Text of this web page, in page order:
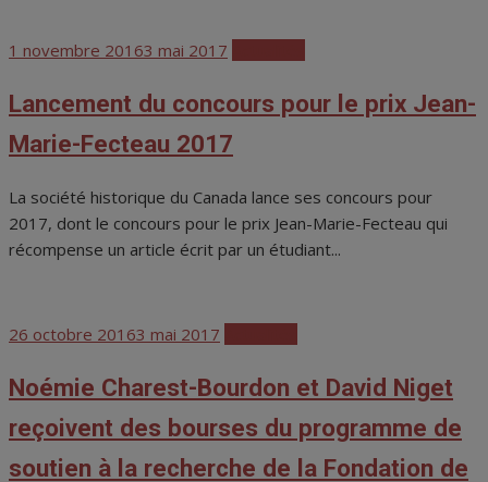
Posted
1 novembre 20163 mai 2017
Lancement du concours pour le prix Jean-
Marie-Fecteau 2017
La société historique du Canada lance ses concours pour
2017, dont le concours pour le prix Jean-Marie-Fecteau qui
récompense un article écrit par un étudiant...
Posted
26 octobre 20163 mai 2017
Noémie Charest-Bourdon et David Niget
reçoivent des bourses du programme de
soutien à la recherche de la Fondation de